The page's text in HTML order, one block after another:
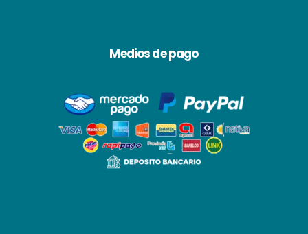
Medios de pago